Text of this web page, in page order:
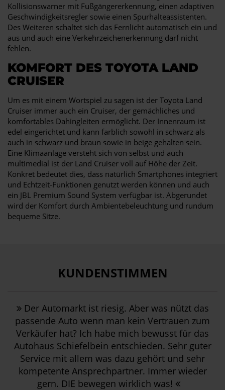
Kollisionswarner mit Fußgängererkennung, einen adaptiven
Geschwindigkeitsregler sowie einen Spurhalteassistenten.
Des Weiteren schaltet sich das Fernlicht automatisch ein und
aus und auch eine Verkehrzeichenerkennung darf nicht
fehlen.
KOMFORT DES TOYOTA LAND
CRUISER
Um es mit einem Wortspiel zu sagen ist der Toyota Land
Cruiser immer auch ein Cruiser, der gemächliches und
komfortables Dahingleiten ermöglicht. Der Innenraum ist
edel eingerichtet und kann farblich sowohl in schwarz als
auch in schwarz und braun sowie in beige gehalten sein.
Eine Klimaanlage versteht sich von selbst und auch
multimedial ist der Land Cruiser voll auf Höhe der Zeit.
Konkret bedeutet dies, dass natürlich Smartphones integriert
und Echtzeit-Funktionen genutzt werden können und auch
ein JBL Premium Sound System verfügbar ist. Abgerundet
wird der Komfort durch Ambientebeleuchtung und rundum
bequeme Sitze.
KUNDENSTIMMEN
Der Automarkt ist riesig. Aber was nützt das
passende Auto wenn man kein Vertrauen zum
Verkäufer hat? Ich habe mich bewusst für das
Autohaus Schiefelbein entschieden. Sehr guter
Service mit allem was dazu gehört und sehr
kompetente Ansprechpartner. Immer wieder
gern. DIE bewegen wirklich was!